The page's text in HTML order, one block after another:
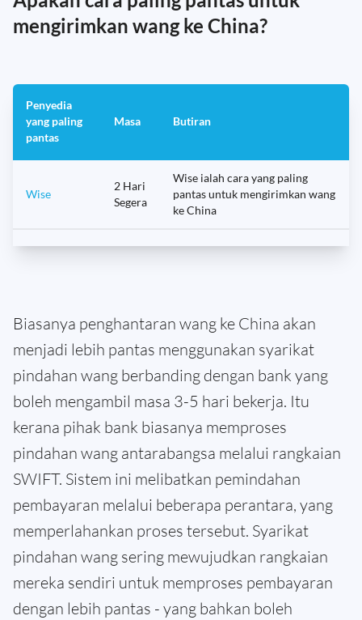
mengirimkan wang ke China?
Penyedia
yang paling
pantas
Masa Butiran
Wise
2 Hari
Segera
Wise ialah cara yang paling
pantas untuk mengirimkan wang
ke China
Biasanya penghantaran wang ke China akan
menjadi lebih pantas menggunakan syarikat
pindahan wang berbanding dengan bank yang
boleh mengambil masa 3-5 hari bekerja. Itu
kerana pihak bank biasanya memproses
pindahan wang antarabangsa melalui rangkaian
SWIFT. Sistem ini melibatkan pemindahan
pembayaran melalui beberapa perantara, yang
memperlahankan proses tersebut. Syarikat
pindahan wang sering mewujudkan rangkaian
mereka sendiri untuk memproses pembayaran
dengan lebih pantas - yang bahkan boleh